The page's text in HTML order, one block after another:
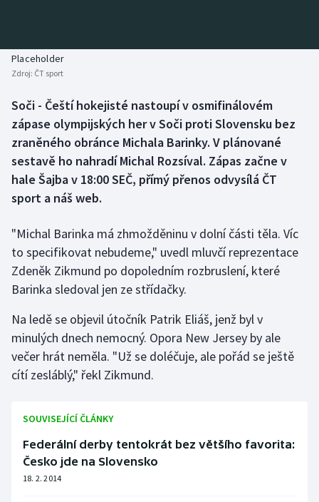
Biatlon
Boby a skeleton
Box
Curling
Florbal
Futsal
Golf
Gymnastika
Jezdectví
Judo
Aplikace ČT sport
AZ kvíz
Placeholder
Zdroj: ČT sport
Soči - Čeští hokejisté nastoupí v osmifinálovém
zápase olympijských her v Soči proti Slovensku bez
zraněného obránce Michala Barinky. V plánované
sestavě ho nahradí Michal Rozsíval. Zápas začne v
hale Šajba v 18:00 SEČ, přímý přenos odvysílá ČT
sport a náš web.
"Michal Barinka má zhmožděninu v dolní části těla. Víc
to specifikovat nebudeme," uvedl mluvčí reprezentace
Zdeněk Zikmund po dopoledním rozbruslení, které
Barinka sledoval jen ze střídačky.
Na ledě se objevil útočník Patrik Eliáš, jenž byl v
minulých dnech nemocný. Opora New Jersey by ale
večer hrát neměla. "Už se doléčuje, ale pořád se ještě
cítí zesláblý," řekl Zikmund.
SOUVISEJÍCÍ ČLÁNKY
Federální derby tentokrát bez většího favorita:
Česko jde na Slovensko
18. 2. 2014